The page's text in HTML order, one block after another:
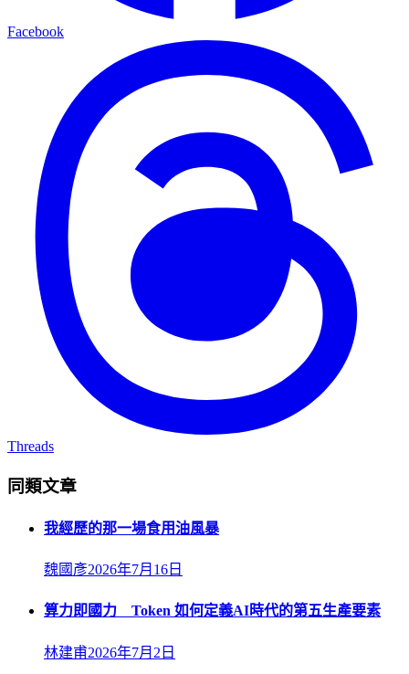
Facebook
Threads
同類文章
我經歷的那一場食用油風暴
魏國彥2026年7月16日
算力即國力 Token 如何定義AI時代的第五生產要素
林建甫2026年7月2日